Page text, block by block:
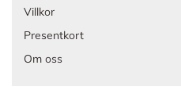
Villkor
Presentkort
Om oss